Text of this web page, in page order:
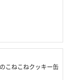
こねこねクッキー缶